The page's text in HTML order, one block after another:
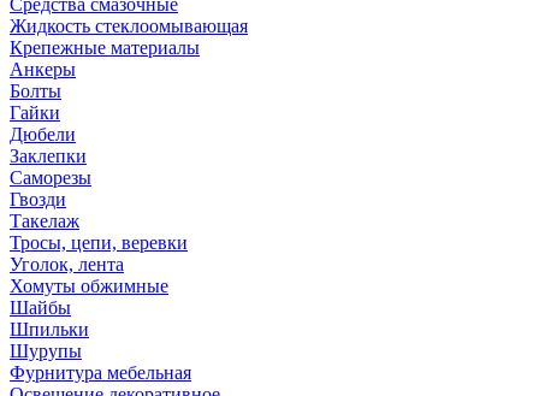
Средства смазочные
Жидкость стеклоомывающая
Крепежные материалы
Анкеры
Болты
Гайки
Дюбели
Заклепки
Саморезы
Гвозди
Такелаж
Тросы, цепи, веревки
Уголок, лента
Хомуты обжимные
Шайбы
Шпильки
Шурупы
Фурнитура мебельная